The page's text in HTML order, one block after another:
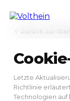
springen
Zurück zur
Letzte
Richtlinie
Technologien auf